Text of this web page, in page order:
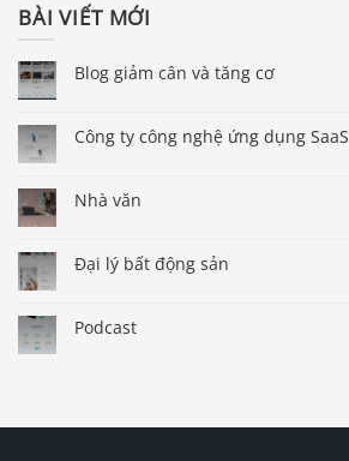
BÀI VIẾT MỚI
Blog giảm cân và tăng cơ
Công ty công nghệ ứng dụng SaaS
Nhà văn
Đại lý bất động sản
Podcast